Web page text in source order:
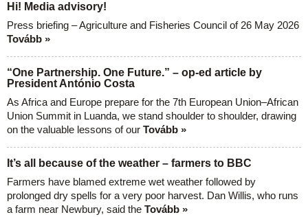
Hi! Media advisory!
Press briefing – Agriculture and Fisheries Council of 26 May 2026
Tovább »
“One Partnership. One Future.” – op-ed article by
President António Costa
As Africa and Europe prepare for the 7th European Union–African
Union Summit in Luanda, we stand shoulder to shoulder, drawing
on the valuable lessons of our Tovább »
It’s all because of the weather – farmers to BBC
Farmers have blamed extreme wet weather followed by
prolonged dry spells for a very poor harvest. Dan Willis, who runs
a farm near Newbury, said the Tovább »